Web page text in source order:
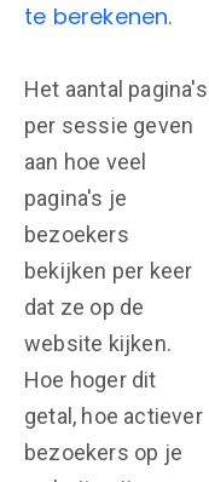
te berekenen.
Het aantal pagina's
per sessie geven
aan hoe veel
pagina's je
bezoekers
bekijken per keer
dat ze op de
website kijken.
Hoe hoger dit
getal, hoe actiever
bezoekers op je